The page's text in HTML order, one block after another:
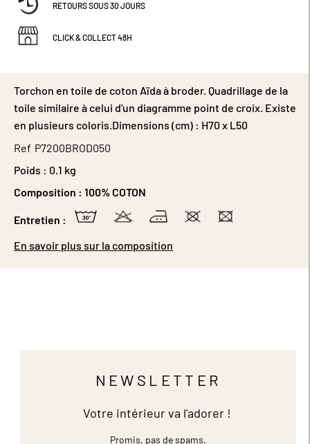
RETOURS SOUS 30 JOURS
CLICK & COLLECT 48H
Torchon en toile de coton Aïda à broder. Quadrillage de la
toile similaire à celui d'un diagramme point de croix. Existe
en plusieurs coloris.Dimensions (cm) : H70 x L50
Ref P7200BROD050
Poids : 0.1 kg
Composition : 100% COTON
Entretien :
En savoir plus sur la composition
NEWSLETTER
Votre intérieur va l'adorer !
Promis, pas de spams.